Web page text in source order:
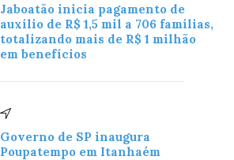
Jaboatão inicia pagamento de
auxílio de R$ 1,5 mil a 706 famílias,
totalizando mais de R$ 1 milhão
em benefícios
Governo de SP inaugura
Poupatempo em Itanhaém